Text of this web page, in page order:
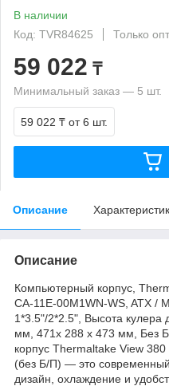
В наличии
Код: TVR84625
Только опт
59 022 ₸
Минимальный заказ — 5 шт.
59 022 ₸ от 6 шт.
Описание
Описание
Компьютерный корпус,
CA-11E-00M1WN-WS, ATX /
1*3.5"/2*2.5", Высота
мм, 471x 288 x 473 мм, Без
корпус Thermaltake View 380
(без Б/П) — это
дизайн, охлаждение и